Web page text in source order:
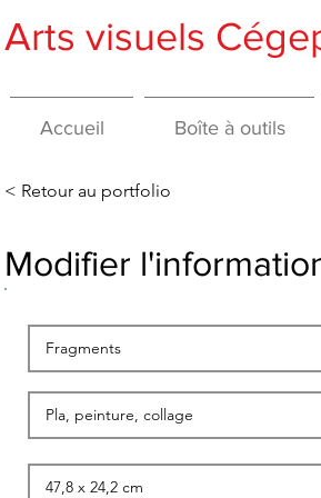
Arts visuels
Accueil Boîte à outils
< Retour au portfolio
Modifier